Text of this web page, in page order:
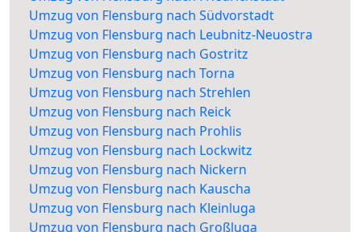
Umzug von Flensburg nach Südvorstadt
Umzug von Flensburg nach Leubnitz-Neuostra
Umzug von Flensburg nach Gostritz
Umzug von Flensburg nach Torna
Umzug von Flensburg nach Strehlen
Umzug von Flensburg nach Reick
Umzug von Flensburg nach Prohlis
Umzug von Flensburg nach Lockwitz
Umzug von Flensburg nach Nickern
Umzug von Flensburg nach Kauscha
Umzug von Flensburg nach Kleinluga
Umzug von Flensburg nach Großluga